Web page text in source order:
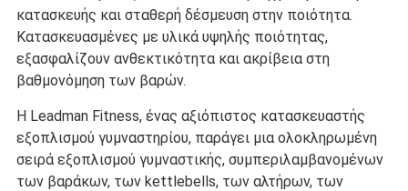
κατασκευής και σταθερή δέσμευση στην ποιότητα.
Κατασκευασμένες με υλικά υψηλής ποιότητας,
εξασφαλίζουν ανθεκτικότητα και ακρίβεια στη
βαθμονόμηση των βαρών.
Η Leadman Fitness, ένας αξιόπιστος κατασκευαστής
εξοπλισμού γυμναστηρίου, παράγει μια ολοκληρωμένη
σειρά εξοπλισμού γυμναστικής, συμπεριλαμβανομένων
των βαράκων, των kettlebells, των αλτήρων, των